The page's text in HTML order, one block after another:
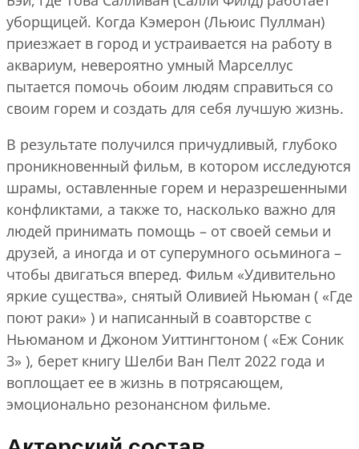
уборщицей. Когда Кэмерон (Льюис Пуллман)
приезжает в город и устраивается на работу в
аквариум, невероятно умный Марселлус
пытается помочь обоим людям справиться со
своим горем и создать для себя лучшую жизнь.
В результате получился причудливый, глубоко
проникновенный фильм, в котором исследуются
шрамы, оставленные горем и неразрешенными
конфликтами, а также то, насколько важно для
людей принимать помощь – от своей семьи и
друзей, а иногда и от суперумного осьминога –
чтобы двигаться вперед. Фильм «Удивительно
яркие существа», снятый Оливией Ньюман ( «Где
поют раки» ) и написанный в соавторстве с
Ньюманом и Джоном Уиттингтоном ( «Еж Соник
3» ), берет книгу Шелби Ван Пелт 2022 года и
воплощает ее в жизнь в потрясающем,
эмоционально резонансном фильме.